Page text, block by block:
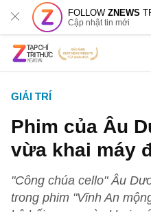
FOLLOWZNEWS
Cập nhật tin mới
GIẢI TRÍ
Phim của Âu
vừa khai máy
"Công chúa cello" Âu
trong phim "Vĩnh An